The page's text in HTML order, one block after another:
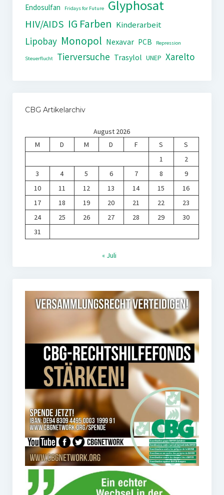
Endosulfan Fridays for Future Glyphosat
HIV/AIDS IG Farben Kinderarbeit
Lipobay Monopol Nexavar PCB Repression
Steuerflucht Tierversuche Trasylol UNEP Xarelto
CBG Artikelarchiv
August 2026
M
D M D F S
S
1
2
3
4 5 6 7 8
9
10
11 12 13 14 15
16
17
18 19 20 21 22
23
24
25 26 27 28 29
30
31
« Juli